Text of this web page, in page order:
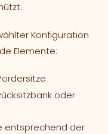
Konfiguration
Elemente:
oder
entsprechend der